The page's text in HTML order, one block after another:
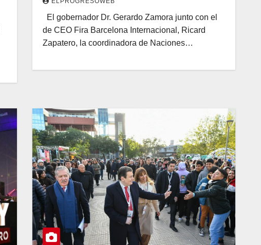
El gobernador Dr. Gerardo Zamora junto con el
de CEO Fira Barcelona Internacional, Ricard
Zapatero, la coordinadora de Naciones…